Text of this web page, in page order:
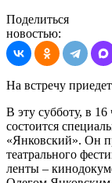
Поделиться
новостью:
На встречу
В эту субботу, в
состоится
«Янковский». Он
театрального
ленты –